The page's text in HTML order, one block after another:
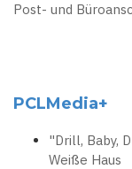
Post- und
PCLMedia+
"Drill, Baby,
Weiße Haus